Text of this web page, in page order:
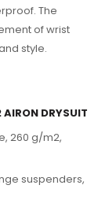
The
of wrist
style.
DRYSUIT
260 g/m2,
suspenders,